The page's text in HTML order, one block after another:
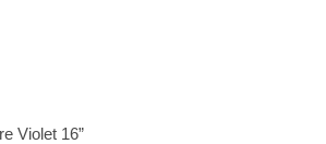
Violet 16”